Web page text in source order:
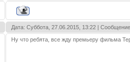
Дата: Суббота, 27.06.2015, 13:22 |
Ну что ребята, все жду премьеру фильма